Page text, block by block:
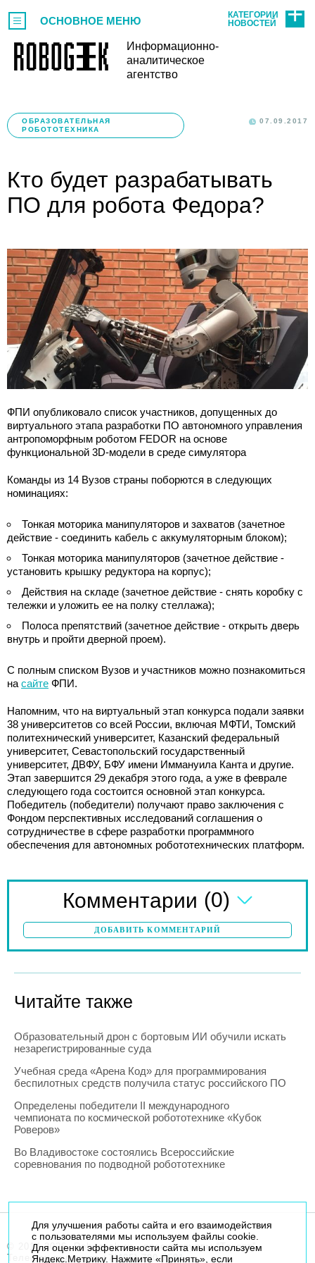
Информационно-
аналитическое
агентство
ОСНОВНОЕ МЕНЮ
КАТЕГОРИИ
НОВОСТЕЙ
ОБРАЗОВАТЕЛЬНАЯ
РОБОТОТЕХНИКА
07.09.2017
Кто будет разрабатывать
ПО для робота Федора?
ФПИ опубликовало список участников, допущенных до
виртуального этапа разработки ПО автономного управления
антропоморфным роботом FEDOR на основе
функциональной 3D-модели в среде симулятора
Команды из 14 Вузов страны поборются в следующих
номинациях:
Тонкая моторика манипуляторов и захватов (зачетное
действие - соединить кабель с аккумуляторным блоком);
Тонкая моторика манипуляторов (зачетное действие -
установить крышку редуктора на корпус);
Действия на складе (зачетное действие - снять коробку с
тележки и уложить ее на полку стеллажа);
Полоса препятствий (зачетное действие - открыть дверь
внутрь и пройти дверной проем).
С полным списком Вузов и участников можно познакомиться
на сайте ФПИ.
Напомним, что на виртуальный этап конкурса подали заявки
38 университетов со всей России, включая МФТИ, Томский
политехнический университет, Казанский федеральный
университет, Севастопольский государственный
университет, ДВФУ, БФУ имени Иммануила Канта и другие.
Этап завершится 29 декабря этого года, а уже в феврале
следующего года состоится основной этап конкурса.
Победитель (победители) получают право заключения с
Фондом перспективных исследований соглашения о
сотрудничестве в сфере разработки программного
обеспечения для автономных робототехнических платформ.
Комментарии (0)
ДОБАВИТЬ КОММЕНТАРИЙ
Читайте также
Образовательный дрон с бортовым ИИ обучили искать
незарегистрированные суда
Учебная среда «Арена Код» для программирования
беспилотных средств получила статус российского ПО
Определены победители II международного
чемпионата по космической робототехнике «Кубок
Роверов»
Во Владивостоке состоялись Всероссийские
соревнования по подводной робототехнике
© 2014-2026. Robogeek.ru - проект группы “Текарт”.
Телефон редакции+7(495) 790-7591
Для улучшения работы сайта и его взаимодействия
с пользователями мы используем файлы cookie.
Для оценки эффективности сайта мы используем
Яндекс.Метрику. Нажмите «Принять», если